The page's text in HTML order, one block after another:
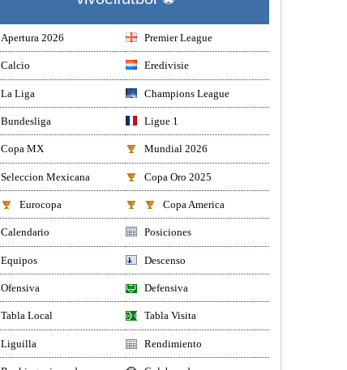
Apertura 2026 Premier League
Calcio Eredivisie
La Liga Champions League
Bundesliga Ligue 1
Copa MX Mundial 2026
Seleccion Mexicana Copa Oro 2025
Eurocopa Copa America
Calendario Posiciones
Equipos Descenso
Ofensiva Defensiva
Tabla Local Tabla Visita
Liguilla Rendimiento